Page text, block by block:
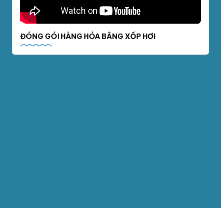
ĐÓNG GÓI HÀNG HÓA BẰNG XỐP HƠI